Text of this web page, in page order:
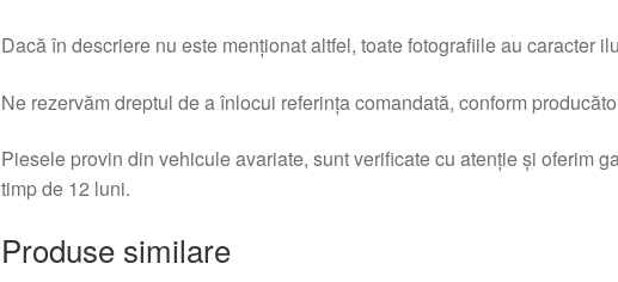
Dacă în descriere nu este menționat altfel, toate fotografiile au caracter
Ne rezervăm dreptul de a înlocui referința comandată, conform
Piesele provin din vehicule avariate, sunt verificate cu atenție și oferim
timp de 12 luni.
Produse similare